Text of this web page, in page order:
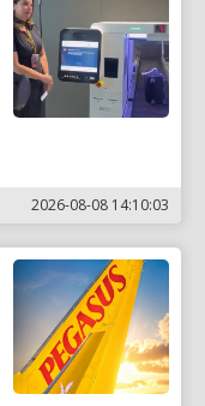
2026-08-08 14:10:03